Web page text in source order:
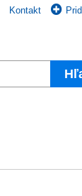
Kontakt